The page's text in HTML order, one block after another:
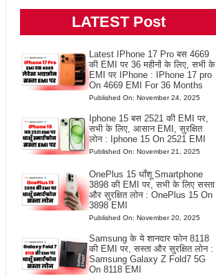
LATEST Post
Latest IPhone 17 Pro बस 4669
की EMI पर 36 महीनों के लिए, सभी के
EMI पर IPhone : IPhone 17 pro
On 4669 EMI For 36 Months
Published On: November 24, 2025
Iphone 15 बस 2521 की EMI पर,
सभी के लिए, आसान EMI, सुरक्षित
लोन : Iphone 15 On 2521 EMI
Published On: November 21, 2025
OnePlus 15 धाँशू Smartphone
3898 की EMI पर, सभी के लिए सस्ता
और सुरक्षित लोन : OnePlus 15 On
3898 EMI
Published On: November 20, 2025
Samsung के ये शानदार फोन 8118
की EMI पर, सस्ता और सुरक्षित लोन :
Samsung Galaxy Z Fold7 5G
On 8118 EMI